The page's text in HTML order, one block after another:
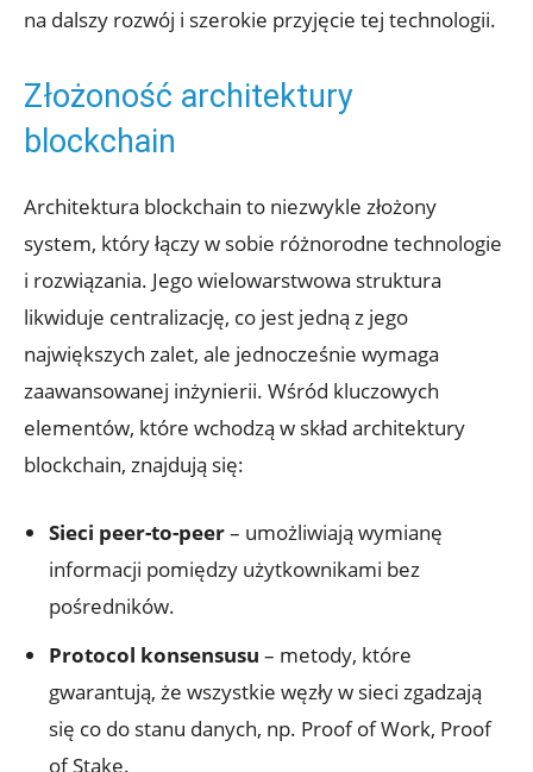
na dalszy rozwój i szerokie przyjęcie tej technologii.
Złożoność architektury
blockchain
Architektura blockchain to niezwykle złożony
system, który łączy w sobie różnorodne technologie
i rozwiązania. Jego wielowarstwowa struktura⁤
likwiduje centralizację, co jest jedną z jego
największych zalet, ale jednocześnie wymaga
zaawansowanej inżynierii. Wśród ​kluczowych
elementów, które wchodzą w ​skład architektury
blockchain, znajdują się:
Sieci peer-to-peer– umożliwiają ‍wymianę
informacji⁤ pomiędzy ⁤użytkownikami bez
‍pośredników.
Protocol konsensusu – metody, które
gwarantują, że wszystkie węzły w‍ sieci⁤ zgadzają
się co do stanu danych,⁢ np. Proof of Work, Proof
of Stake.